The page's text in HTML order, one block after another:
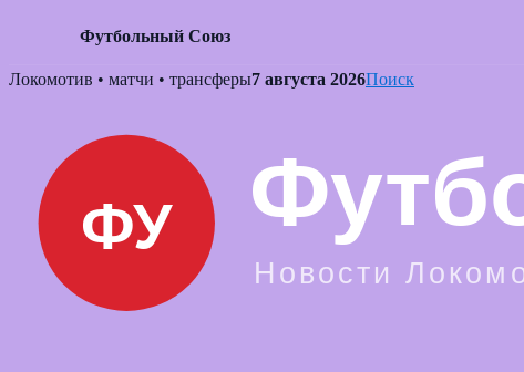
Футбольный Союз
Skip
Локомотив • матчи • трансферы7 августа 2026Поиск